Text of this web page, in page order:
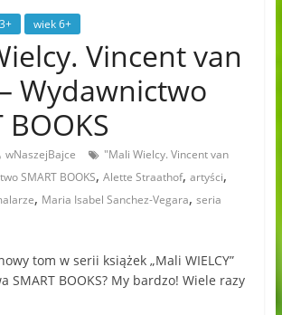
wiek 6+
Vincent van
Wydawnictwo
BOOKS
wNaszejBajce
"Mali Wielcy. Vincent van
SMART BOOKS, Alette Straathof, artyści,
, Maria Isabel Sanchez-Vegara, seria
tom w serii książek „Mali WIELCY”
SMART BOOKS? My bardzo! Wiele razy